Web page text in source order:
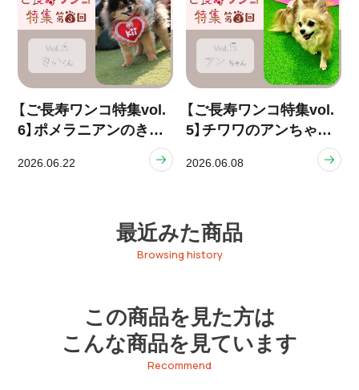
【ご長寿ワンコ特集vol.
6】ポメラニアンのきい
2026.06.22
【ご長寿ワンコ特集vol.
5】チワワのアンちゃん
2026.06.08
最近みた商品
Browsing history
この商品を見た方は
こんな商品を見ています
Recommend